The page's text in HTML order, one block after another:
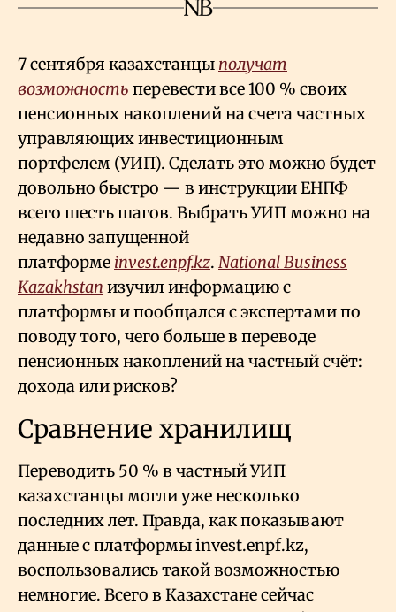
7 сентября казахстанцы получат
возможность перевести все 100 % своих
пенсионных накоплений на счета частных
управляющих инвестиционным
портфелем (УИП). Сделать это можно будет
довольно быстро — в инструкции ЕНПФ
всего шесть шагов. Выбрать УИП можно на
недавно запущенной
платформе invest.enpf.kz. National Business
Kazakhstan изучил информацию с
платформы и пообщался с экспертами по
поводу того, чего больше в переводе
пенсионных накоплений на частный счёт:
дохода или рисков?
Сравнение хранилищ
Переводить 50 % в частный УИП
казахстанцы могли уже несколько
последних лет. Правда, как показывают
данные с платформы invest.enpf.kz,
воспользовались такой возможностью
немногие. Всего в Казахстане сейчас